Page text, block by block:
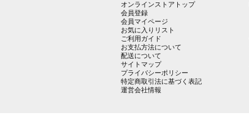
オンラインストアトップ
会員登録
会員マイページ
お気に入りリスト
ご利用ガイド
お支払方法について
配送について
サイトマップ
プライバシーポリシー
特定商取引法に基づく表記
運営会社情報